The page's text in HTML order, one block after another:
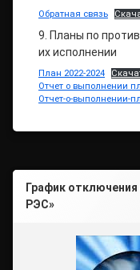
Обратная связь
9. Планы по
их исполнении
План 2022-2024
Отчет о выполнении
Отчет-о-выполнении-
График
РЭС»